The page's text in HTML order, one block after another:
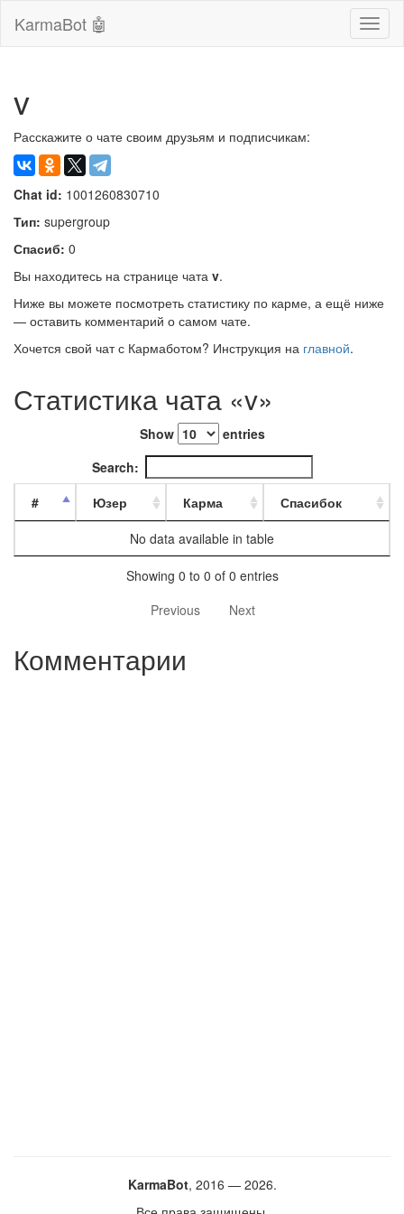
KarmaBot 🤖
v
Расскажите о чате своим друзьям и подписчикам:
Chat id: 1001260830710
Тип: supergroup
Спасиб: 0
Вы находитесь на странице чата v.
Ниже вы можете посмотреть статистику по карме, а ещё ниже
— оставить комментарий о самом чате.
Хочется свой чат с Кармаботом? Инструкция на главной.
Статистика чата «v»
Show
entries
Search:
#
Юзер Карма
Спасибок
No data available in table
Showing 0 to 0 of 0 entries
Previous
Next
Комментарии
KarmaBot, 2016 — 2026.